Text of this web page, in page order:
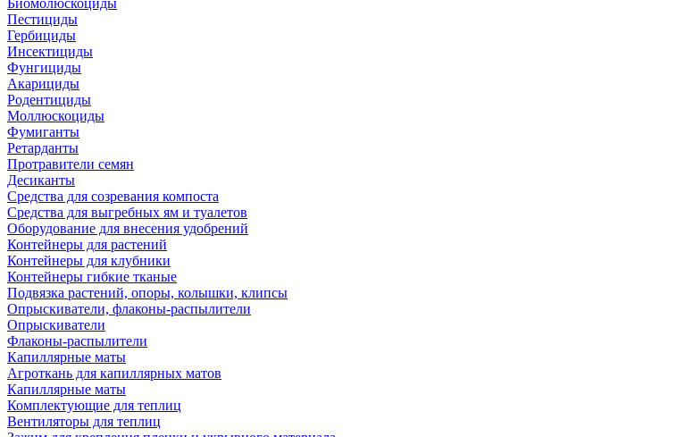
Биомолюскоциды
Пестициды
Гербициды
Инсектициды
Фунгициды
Акарициды
Родентициды
Моллюскоциды
Фумиганты
Ретарданты
Протравители семян
Десиканты
Средства для созревания компоста
Средства для выгребных ям и туалетов
Оборудование для внесения удобрений
Контейнеры для растений
Контейнеры для клубники
Контейнеры гибкие тканые
Подвязка растений, опоры, колышки, клипсы
Опрыскиватели, флаконы-распылители
Опрыскиватели
Флаконы-распылители
Капиллярные маты
Агроткань для капиллярных матов
Капиллярные маты
Комплектующие для теплиц
Вентиляторы для теплиц